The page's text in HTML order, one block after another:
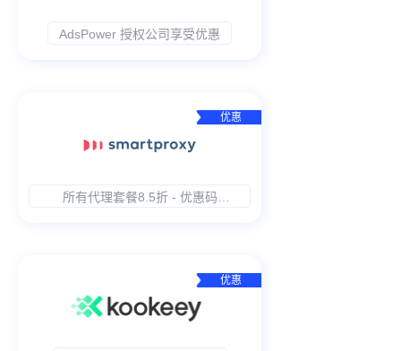
AdsPower 授权公司享受优惠
优惠
所有代理套餐8.5折 - 优惠码
优惠